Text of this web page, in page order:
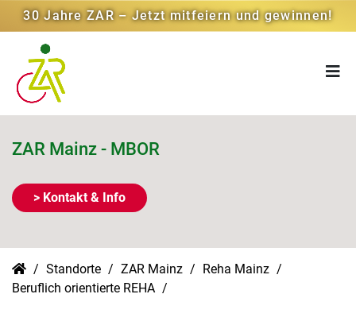
30 Jahre ZAR – Jetzt mitfeiern und gewinnen!
ZAR Mainz - MBOR
> Kontakt & Info
Standorte ZAR Mainz
Reha Mainz
Beruflich orientierte REHA